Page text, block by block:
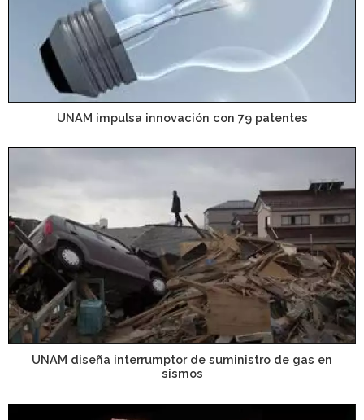
UNAM impulsa innovación con 79 patentes
UNAM diseña interrumptor de suministro de gas en
sismos